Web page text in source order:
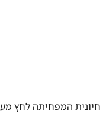
המפחיתה לחץ